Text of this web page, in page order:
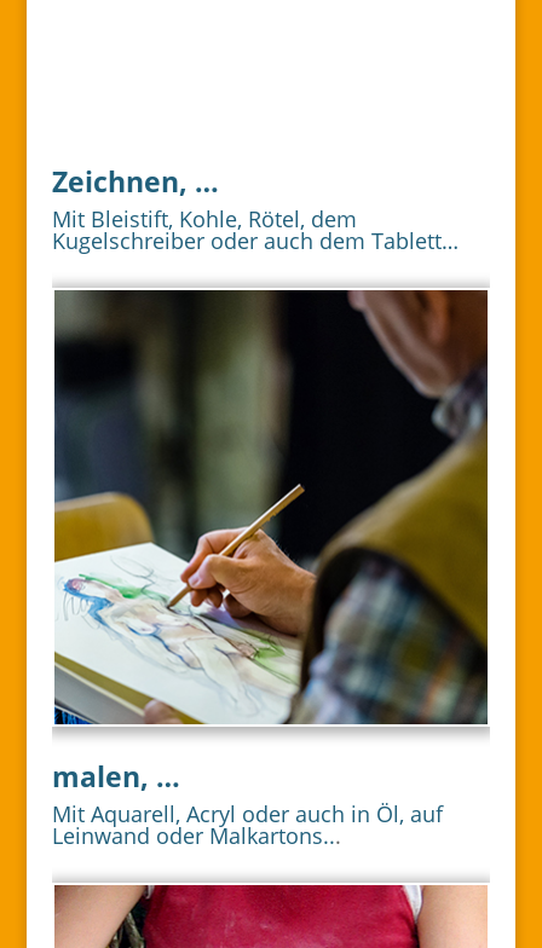
Zeichnen, …
Mit Bleistift, Kohle, Rötel, dem
Kugelschreiber oder auch dem Tablett…
malen, …
Mit Aquarell, Acryl oder auch in Öl, auf
Leinwand oder Malkartons...